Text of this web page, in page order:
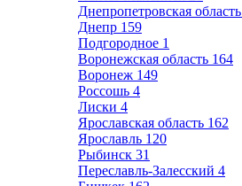
Днепропетровская область
Днепр 159
Подгородное 1
Воронежская область 164
Воронеж 149
Россошь 4
Лиски 4
Ярославская область 162
Ярославль 120
Рыбинск 31
Переславль-Залесский 4